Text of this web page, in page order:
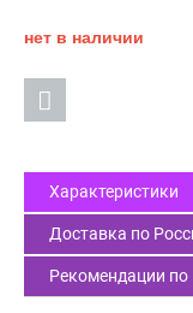
нет в наличии
Характеристики
Доставка по
Рекомендации по